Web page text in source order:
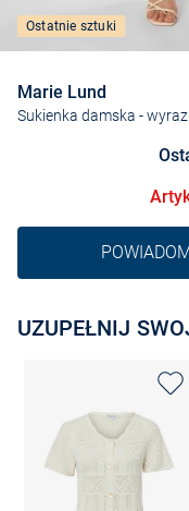
Ostatnie sztuki
Marie Lund
Sukienka damska -
UZUPEŁNIJ